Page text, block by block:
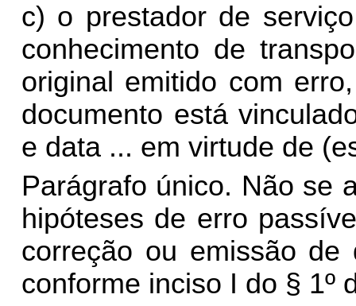
c) o prestador de
conhecimento de
original emitido com
documento está
e data ... em virtude de
Parágrafo único. Não se
hipóteses de erro
correção ou emissão de
conforme inciso I do § 1º